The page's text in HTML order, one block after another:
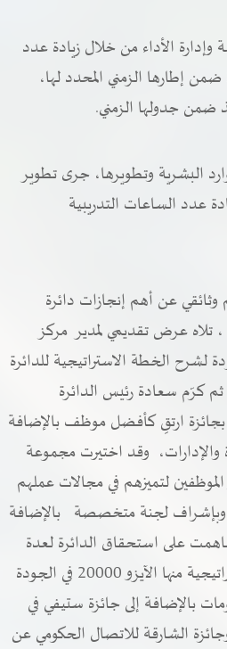
الأداء من خلال زيادة عدد
ضمن إطارها الزمني المحدد لها،
ضمن جدولها الزمني.
البشرية وتطويرها، جرى تطوير
عدد الساعات التدريبية
عن أهم إنجازات دائرة
العامة للعام 2018 ، تلاه عرض تقديمي لمدير مركز
لشرح الخطة الاستراتيجية للدائرة
ثم كرّم سعادة رئيس الدائرة
بجائزة ارتقِ كأفضل موظف بالإضافة
والإدارات، وقد اختيرت مجموعة
لتميزهم في مجالات عملهم
لجنة متخصصة بالإضافة
على استحقاق الدائرة لعدة
جوائز تحقيقا للخطة الإستراتيجية منها الآيزو 20000 في الجودة
بالإضافة إلى جائزة ستيفي في
الشارقة للاتصال الحكومي عن